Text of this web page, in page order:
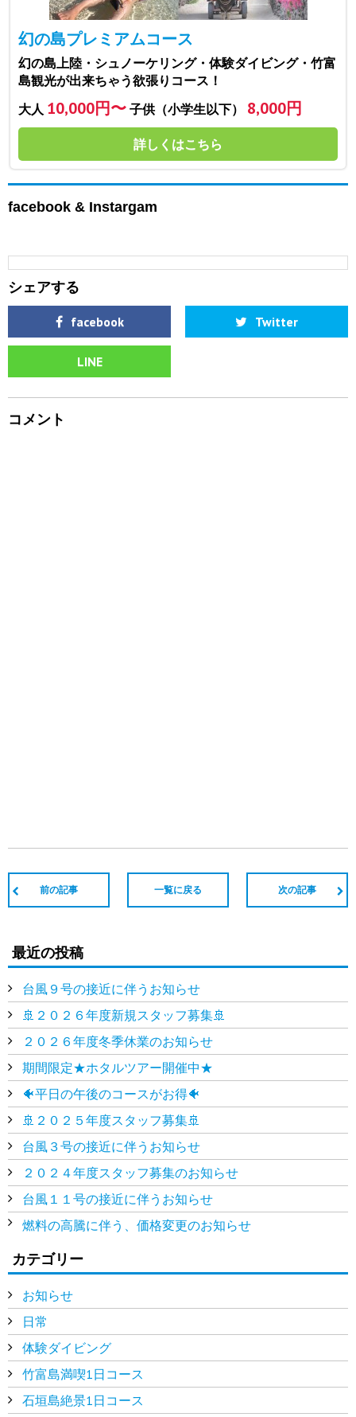
幻の島プレミアムコース
幻の島上陸・シュノーケリング・体験ダイビング・竹富
島観光が出来ちゃう欲張りコース！
大人 10,000円〜 子供（小学生以下） 8,000円
詳しくはこちら
facebook & Instargam
シェアする
facebook Twitter
LINE
コメント
前の記事 一覧に戻る 次の記事
最近の投稿
台風９号の接近に伴うお知らせ
🚢２０２６年度新規スタッフ募集🚢
２０２６年度冬季休業のお知らせ
期間限定★ホタルツアー開催中★
🐠平日の午後のコースがお得🐠
🚢２０２５年度スタッフ募集🚢
台風３号の接近に伴うお知らせ
２０２４年度スタッフ募集のお知らせ
台風１１号の接近に伴うお知らせ
燃料の高騰に伴う、価格変更のお知らせ
カテゴリー
お知らせ
日常
体験ダイビング
竹富島満喫1日コース
石垣島絶景1日コース